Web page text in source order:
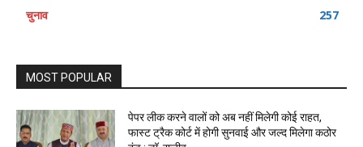
चुनाव
257
MOST POPULAR
पेपर लीक करने वालों को अब नहीं मिलेगी कोई राहत,
फास्ट ट्रैक कोर्ट में होगी सुनवाई और जल्द मिलेगा कठोर